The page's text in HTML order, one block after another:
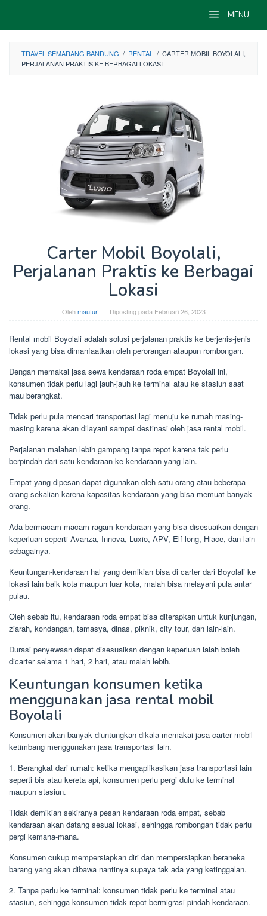
content
MENU
TRAVEL SEMARANG BANDUNG / RENTAL / CARTER MOBIL BOYOLALI,
PERJALANAN PRAKTIS KE BERBAGAI LOKASI
Carter Mobil Boyolali,
Perjalanan Praktis ke Berbagai
Lokasi
Olehmaufur Diposting pada Februari 26, 2023
Rental mobil Boyolali adalah solusi perjalanan praktis ke berjenis-jenis
lokasi yang bisa dimanfaatkan oleh perorangan ataupun rombongan.
Dengan memakai jasa sewa kendaraan roda empat Boyolali ini,
konsumen tidak perlu lagi jauh-jauh ke terminal atau ke stasiun saat
mau berangkat.
Tidak perlu pula mencari transportasi lagi menuju ke rumah masing-
masing karena akan dilayani sampai destinasi oleh jasa rental mobil.
Perjalanan malahan lebih gampang tanpa repot karena tak perlu
berpindah dari satu kendaraan ke kendaraan yang lain.
Empat yang dipesan dapat digunakan oleh satu orang atau beberapa
orang sekalian karena kapasitas kendaraan yang bisa memuat banyak
orang.
Ada bermacam-macam ragam kendaraan yang bisa disesuaikan dengan
keperluan seperti Avanza, Innova, Luxio, APV, Elf long, Hiace, dan lain
sebagainya.
Keuntungan-kendaraan hal yang demikian bisa di carter dari Boyolali ke
lokasi lain baik kota maupun luar kota, malah bisa melayani pula antar
pulau.
Oleh sebab itu, kendaraan roda empat bisa diterapkan untuk kunjungan,
ziarah, kondangan, tamasya, dinas, piknik, city tour, dan lain-lain.
Durasi penyewaan dapat disesuaikan dengan keperluan ialah boleh
dicarter selama 1 hari, 2 hari, atau malah lebih.
Keuntungan konsumen ketika
menggunakan jasa rental mobil
Boyolali
Konsumen akan banyak diuntungkan dikala memakai jasa carter mobil
ketimbang menggunakan jasa transportasi lain.
1. Berangkat dari rumah: ketika mengaplikasikan jasa transportasi lain
seperti bis atau kereta api, konsumen perlu pergi dulu ke terminal
maupun stasiun.
Tidak demikian sekiranya pesan kendaraan roda empat, sebab
kendaraan akan datang sesuai lokasi, sehingga rombongan tidak perlu
pergi kemana-mana.
Konsumen cukup mempersiapkan diri dan mempersiapkan beraneka
barang yang akan dibawa nantinya supaya tak ada yang ketinggalan.
2. Tanpa perlu ke terminal: konsumen tidak perlu ke terminal atau
stasiun, sehingga konsumen tidak repot bermigrasi-pindah kendaraan.